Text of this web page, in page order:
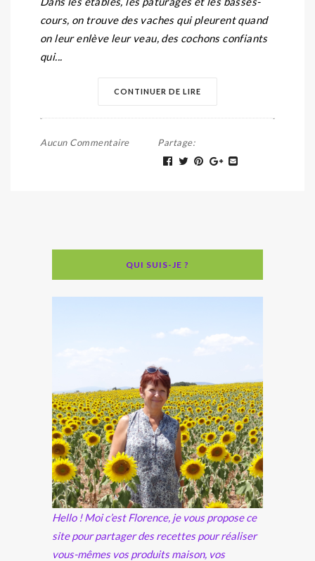
cours, on trouve des vaches qui pleurent quand
on leur enlève leur veau, des cochons confiants
qui...
CONTINUER DE LIRE
Aucun Commentaire Partage:
QUI SUIS-JE ?
Hello ! Moi c’est Florence, je vous propose ce
site pour partager des recettes pour réaliser
vous-mêmes vos produits maison, vos